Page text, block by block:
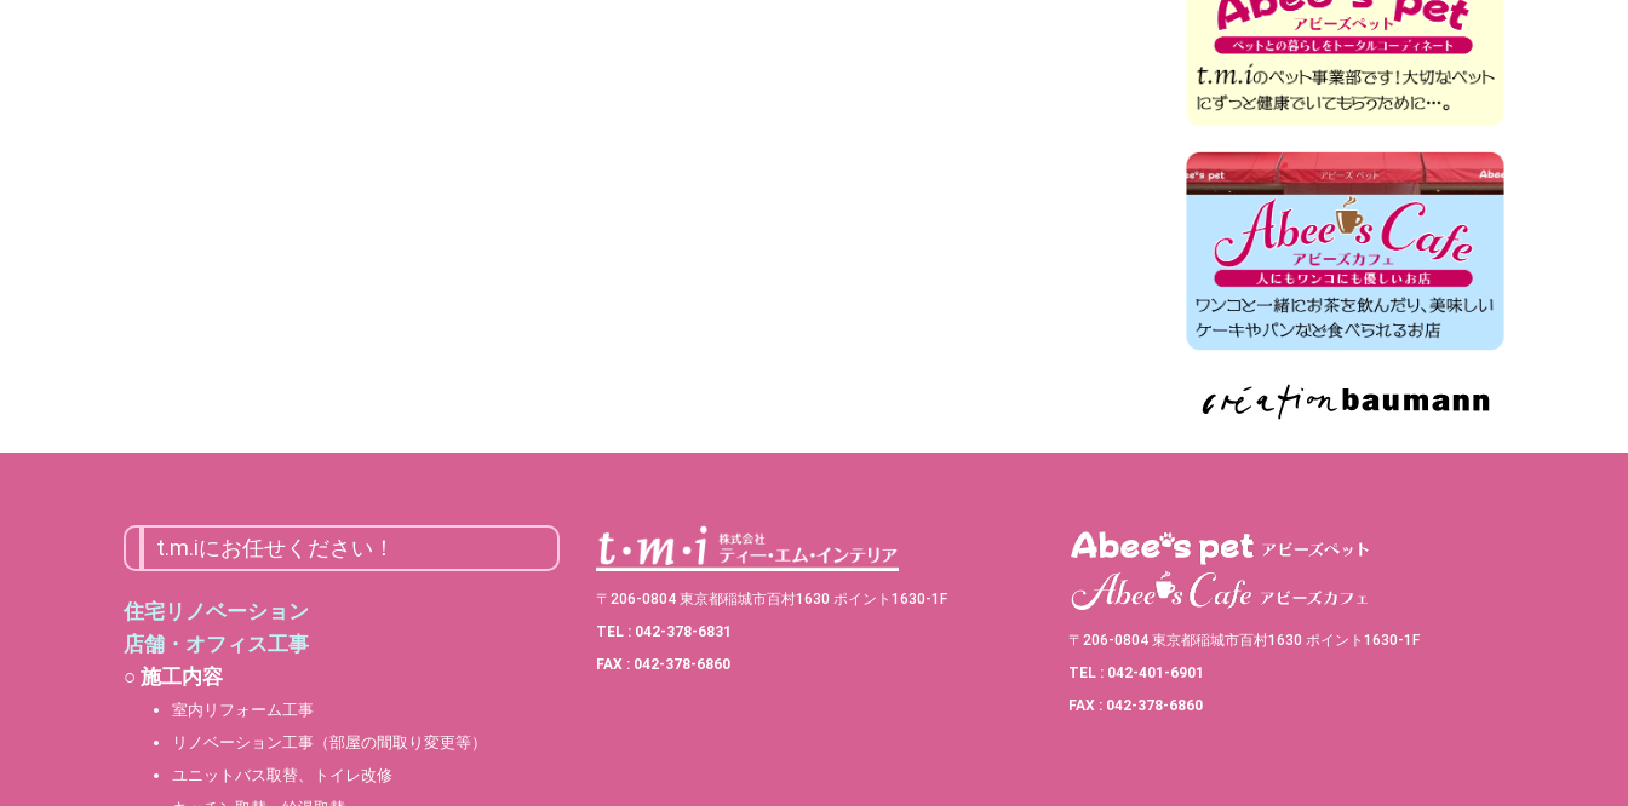
t.m.iにお任せください！
住宅リノベーション
店舗・オフィス工事
○ 施工内容
室内リフォーム工事
リノベーション工事（部屋の間取り変更等）
ユニットバス取替、トイレ改修
〒206-0804 東京都稲城市百村1630 ポイント1630-1F
TEL : 042-378-6831
FAX : 042-378-6860
〒206-0804 東京都稲城市百村1630 ポイント1630-1F
TEL : 042-401-6901
FAX : 042-378-6860